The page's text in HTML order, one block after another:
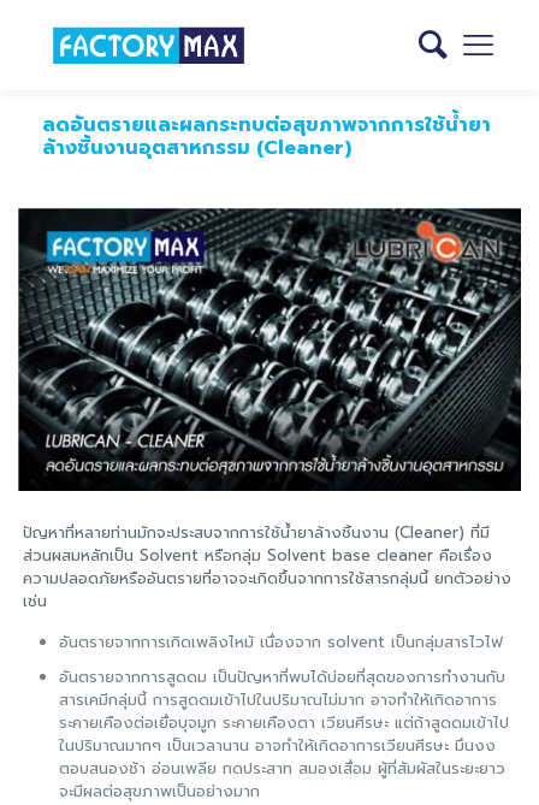
ลดอันตรายและผลกระทบต่อสุขภาพจากการใช้น้ำยา
ล้างชิ้นงานอุตสาหกรรม (Cleaner)
ปัญหาที่หลายท่านมักจะประสบจากการใช้น้ำยาล้างชิ้นงาน (Cleaner) ที่มี
ส่วนผสมหลักเป็น Solvent หรือกลุ่ม Solvent base cleaner คือเรื่อง
ความปลอดภัยหรืออันตรายที่อาจจะเกิดขึ้นจากการใช้สารกลุ่มนี้ ยกตัวอย่าง
เช่น
อันตรายจากการเกิดเพลิงไหม้ เนื่องจาก solvent เป็นกลุ่มสารไวไฟ
อันตรายจากการสูดดม เป็นปัญหาที่พบได้บ่อยที่สุดของการทำงานกับ
สารเคมีกลุ่มนี้ การสูดดมเข้าไปในปริมาณไม่มาก อาจทำให้เกิดอาการ
ระคายเคืองต่อเยื่อบุจมูก ระคายเคืองตา เวียนศีรษะ แต่ถ้าสูดดมเข้าไป
ในปริมาณมากๆ เป็นเวลานาน อาจทำให้เกิดอาการเวียนศีรษะ มึนงง
ตอบสนองช้า อ่อนเพลีย กดประสาท สมองเสื่อม ผู้ที่สัมผัสในระยะยาว
จะมีผลต่อสุขภาพเป็นอย่างมาก